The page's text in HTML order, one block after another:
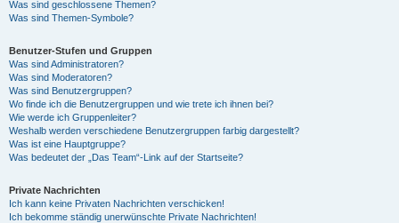
Was sind geschlossene Themen?
Was sind Themen-Symbole?
Benutzer-Stufen und Gruppen
Was sind Administratoren?
Was sind Moderatoren?
Was sind Benutzergruppen?
Wo finde ich die Benutzergruppen und wie trete ich ihnen bei?
Wie werde ich Gruppenleiter?
Weshalb werden verschiedene Benutzergruppen farbig dargestellt?
Was ist eine Hauptgruppe?
Was bedeutet der „Das Team“-Link auf der Startseite?
Private Nachrichten
Ich kann keine Privaten Nachrichten verschicken!
Ich bekomme ständig unerwünschte Private Nachrichten!